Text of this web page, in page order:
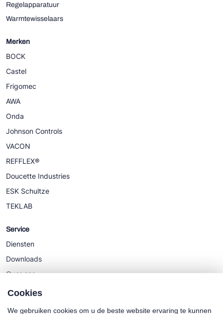
Regelapparatuur
Warmtewisselaars
Merken
BOCK
Castel
Frigomec
AWA
Onda
Johnson Controls
VACON
REFFLEX®
Doucette Industries
ESK Schultze
TEKLAB
Service
Diensten
Downloads
Over ons
Nieuws
Cookies
We gebruiken cookies om u de beste website ervaring te kunnen